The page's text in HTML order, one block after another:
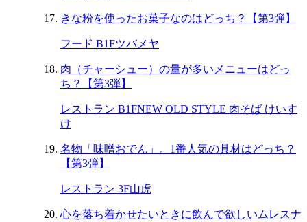
きな粉を使ったお菓子なのはどっち？【第3弾】
フード B1Fツバメヤ
肉（チャーシュー）の量が多いメニューはどっ
ち？【第3弾】
レストラン B1FNEW OLD STYLE 肉そば けいす
け
名物「味噌おでん」。1番人気の具材はどっち？
【第3弾】
レストラン 3F山虎
心を落ち着かせたいときに飲んで欲しいムレスナ